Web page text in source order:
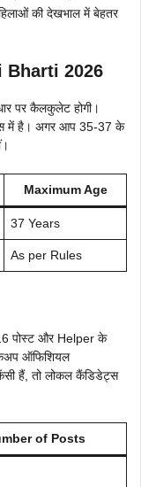
की देखभाल में बेहतर
Bharti 2026
पर कैलकुलेट होगी।
में है। अगर आप 35-37 के
Maximum Age
37 Years
As per Rules
पोस्ट और Helper के
ऑफिशियल
हैं, तो लोकल कैंडिडेट्स
of Posts